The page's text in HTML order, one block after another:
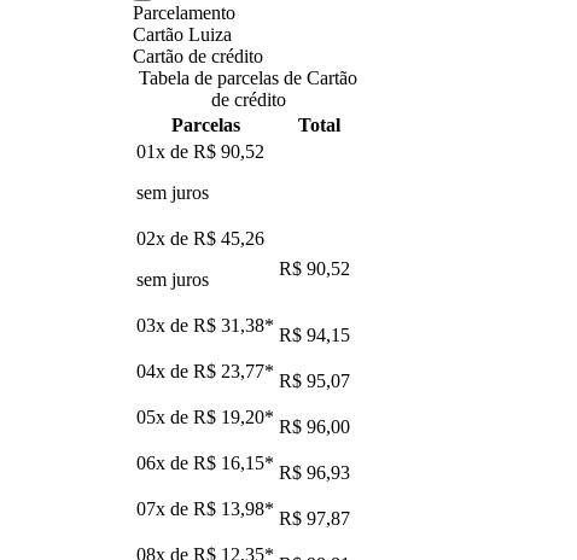
Parcelamento
Cartão Luiza
Cartão de crédito
Tabela de parcelas de Cartão
de crédito
Parcelas
Total
01x de R$ 90,52
sem juros
02x de R$ 45,26
sem juros
R$ 90,52
03x de R$ 31,38* R$ 94,15
04x de R$ 23,77* R$ 95,07
05x de R$ 19,20* R$ 96,00
06x de R$ 16,15* R$ 96,93
07x de R$ 13,98* R$ 97,87
08x de R$ 12,35*